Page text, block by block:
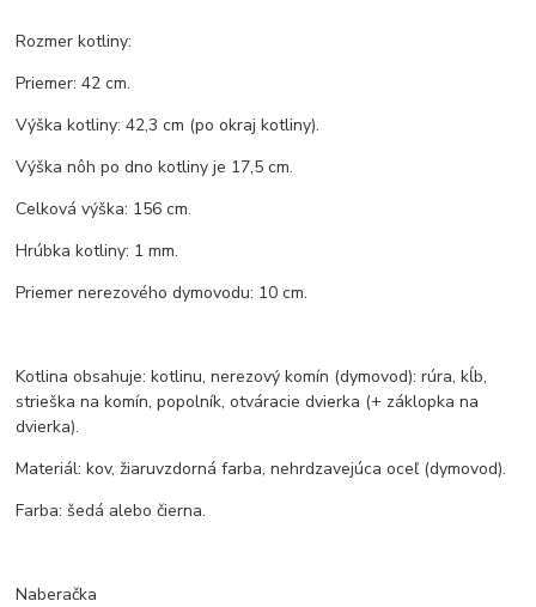
Rozmer kotliny:
Priemer: 42 cm.
Výška kotliny: 42,3 cm (po okraj kotliny).
Výška nôh po dno kotliny je 17,5 cm.
Celková výška: 156 cm.
Hrúbka kotliny: 1 mm.
Priemer nerezového dymovodu: 10 cm.
Kotlina obsahuje: kotlinu, nerezový komín (dymovod): rúra, kĺb,
strieška na komín, popolník, otváracie dvierka (+ záklopka na
dvierka).
Materiál: kov, žiaruvzdorná farba, nehrdzavejúca oceľ (dymovod).
Farba: šedá alebo čierna.
Naberačka